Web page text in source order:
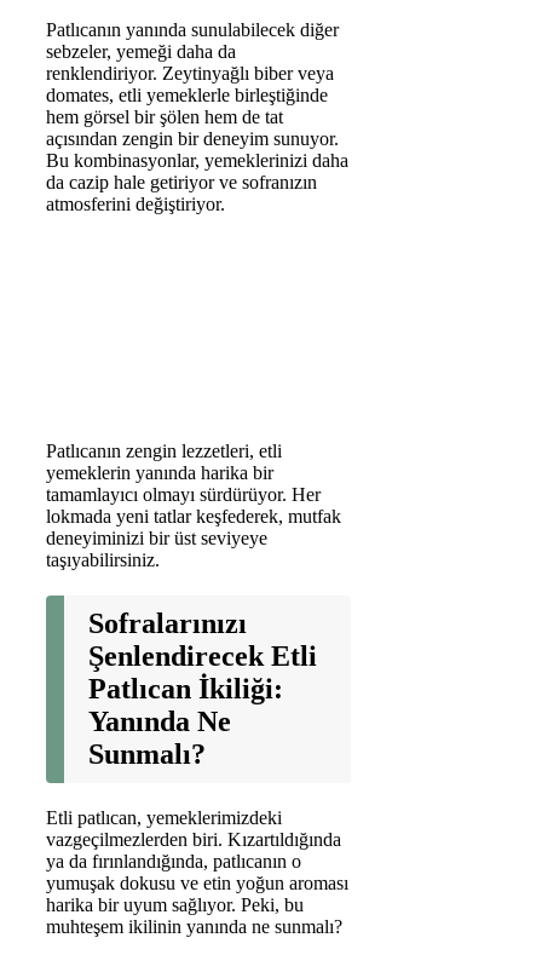
Patlıcanın yanında sunulabilecek diğer
sebzeler, yemeği daha da
renklendiriyor. Zeytinyağlı biber veya
domates, etli yemeklerle birleştiğinde
hem görsel bir şölen hem de tat
açısından zengin bir deneyim sunuyor.
Bu kombinasyonlar, yemeklerinizi daha
da cazip hale getiriyor ve sofranızın
atmosferini değiştiriyor.
Patlıcanın zengin lezzetleri, etli
yemeklerin yanında harika bir
tamamlayıcı olmayı sürdürüyor. Her
lokmada yeni tatlar keşfederek, mutfak
deneyiminizi bir üst seviyeye
taşıyabilirsiniz.
Sofralarınızı
Şenlendirecek Etli
Patlıcan İkiliği:
Yanında Ne
Sunmalı?
Etli patlıcan, yemeklerimizdeki
vazgeçilmezlerden biri. Kızartıldığında
ya da fırınlandığında, patlıcanın o
yumuşak dokusu ve etin yoğun aroması
harika bir uyum sağlıyor. Peki, bu
muhteşem ikilinin yanında ne sunmalı?